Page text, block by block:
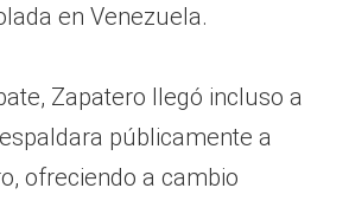
en Venezuela.
Zapatero llegó incluso a
públicamente a
ofreciendo a cambio